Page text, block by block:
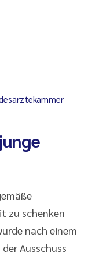
zu schenken
nach einem
Ausschuss